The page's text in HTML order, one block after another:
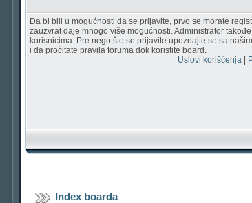
Da bi bili u mogućnosti da se prijavite, prvo se morate
zauzvrat daje mnogo više mogućnosti. Administrator
korisnicima. Pre nego što se prijavite upoznajte se sa
i da pročitate pravila foruma dok koristite board.
Uslovi korišćenja|
Index boarda